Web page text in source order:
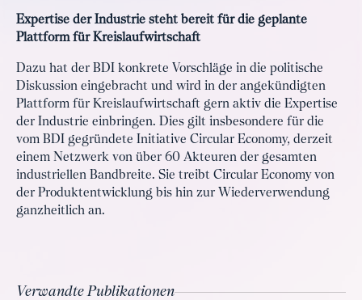
Expertise der Industrie steht bereit für die geplante
Plattform für Kreislaufwirtschaft
Dazu hat der BDI konkrete Vorschläge in die politische
Diskussion eingebracht und wird in der angekündigten
Plattform für Kreislaufwirtschaft gern aktiv die Expertise
der Industrie einbringen. Dies gilt insbesondere für die
vom BDI gegründete Initiative Circular Economy, derzeit
einem Netzwerk von über 60 Akteuren der gesamten
industriellen Bandbreite. Sie treibt Circular Economy von
der Produktentwicklung bis hin zur Wiederverwendung
ganzheitlich an.
Verwandte Publikationen